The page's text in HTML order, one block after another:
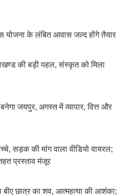
योजना के लंबित आवास जल्द होंगे तैयार
की बड़ी पहल, संस्कृत को मिला
जयपुर, अगस्त में व्यापार, वित्त और
सड़क की मांग वाला वीडियो वायरल;
प्रस्ताव मंजूर
बीए छात्र का शव, आत्महत्या की आशंका;